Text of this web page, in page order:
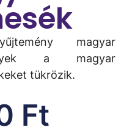
magyar
a magyar
tükrözik.
Ft